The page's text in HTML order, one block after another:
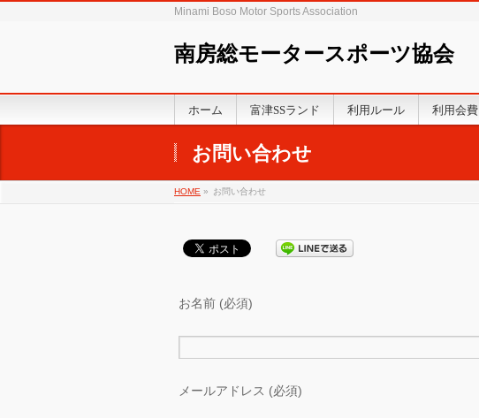
Minami Boso Motor Sports Association
南房総モータースポーツ協会
ホーム 富津SSランド 利用ルール 利用会費
お問い合わせ
HOME » お問い合わせ
お名前 (必須)
メールアドレス (必須)